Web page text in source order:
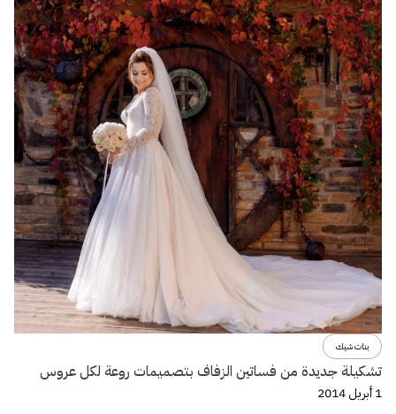
بنات شيك
تشكيلة جديدة من فساتين الزفاف بتصميمات روعة لكل عروس
1 أبريل 2014